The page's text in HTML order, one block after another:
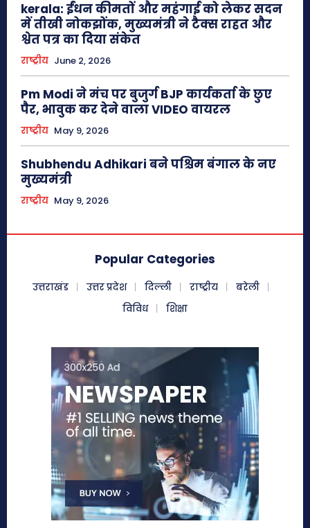
kerala: ईंधन कीमतों और महंगाई को लेकर सदन
में तीखी नोकझोंक, मुख्यमंत्री ने टैक्स राहत और
श्वेत पत्र का दिया संकेत
राष्ट्रीय June 2, 2026
Pm Modi ने मंच पर बुजुर्ग BJP कार्यकर्ता के छुए
पैर, भावुक कर देने वाला VIDEO वायरल
राष्ट्रीय May 9, 2026
Shubhendu Adhikari बने पश्चिम बंगाल के नए
मुख्यमंत्री
राष्ट्रीय May 9, 2026
Popular Categories
उत्तराखंड उत्तर प्रदेश दिल्ली राष्ट्रीय
बरेली
विविध
शिक्षा